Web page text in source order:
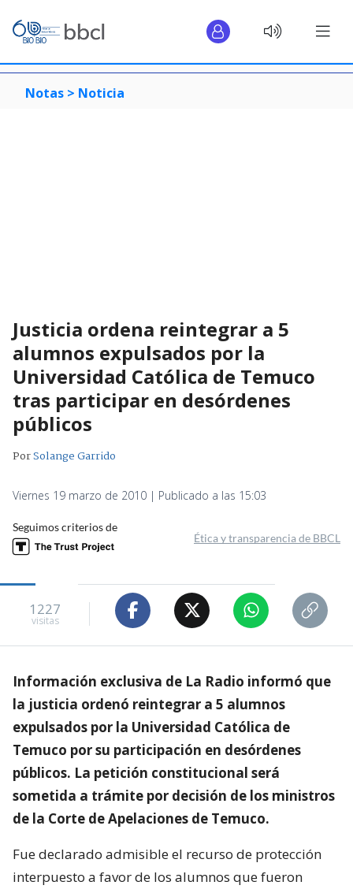
Notas > Noticia
Justicia ordena reintegrar a 5
alumnos expulsados por la
Universidad Católica de Temuco
tras participar en desórdenes
públicos
PorSolange Garrido
Viernes 19 marzo de 2010 | Publicado a las 15:03
Seguimos criterios de
Ética y transparencia de BBCL
1227
visitas
Información exclusiva de La Radio informó que
la justicia ordenó reintegrar a 5 alumnos
expulsados por la Universidad Católica de
Temuco por su participación en desórdenes
públicos. La petición constitucional será
sometida a trámite por decisión de los ministros
de la Corte de Apelaciones de Temuco.
Fue declarado admisible el recurso de protección
interpuesto a favor de los alumnos que fueron